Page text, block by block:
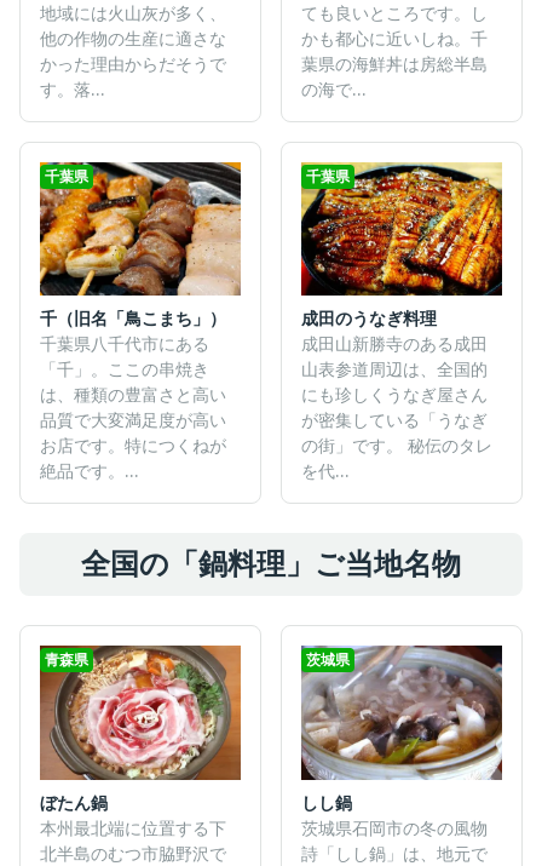
地域には火山灰が多く、
他の作物の生産に適さな
かった理由からだそうで
す。落...
ても良いところです。し
かも都心に近いしね。千
葉県の海鮮丼は房総半島
の海で...
千葉県
千（旧名「鳥こまち」）
千葉県八千代市にある
「千」。ここの串焼き
は、種類の豊富さと高い
品質で大変満足度が高い
お店です。特につくねが
絶品です。...
千葉県
成田のうなぎ料理
成田山新勝寺のある成田
山表参道周辺は、全国的
にも珍しくうなぎ屋さん
が密集している「うなぎ
の街」です。 秘伝のタレ
を代...
全国の「鍋料理」ご当地名物
青森県
ぼたん鍋
本州最北端に位置する下
北半島のむつ市脇野沢で
茨城県
しし鍋
茨城県石岡市の冬の風物
詩「しし鍋」は、地元で